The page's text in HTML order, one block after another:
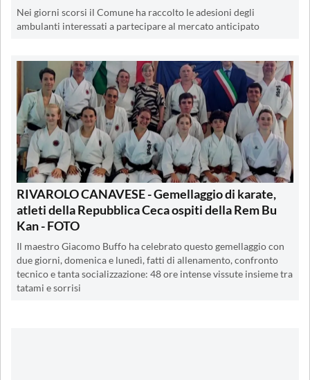
Nei giorni scorsi il Comune ha raccolto le adesioni degli
ambulanti interessati a partecipare al mercato anticipato
RIVAROLO CANAVESE - Gemellaggio di karate,
atleti della Repubblica Ceca ospiti della Rem Bu
Kan - FOTO
Il maestro Giacomo Buffo ha celebrato questo gemellaggio con
due giorni, domenica e lunedì, fatti di allenamento, confronto
tecnico e tanta socializzazione: 48 ore intense vissute insieme tra
tatami e sorrisi